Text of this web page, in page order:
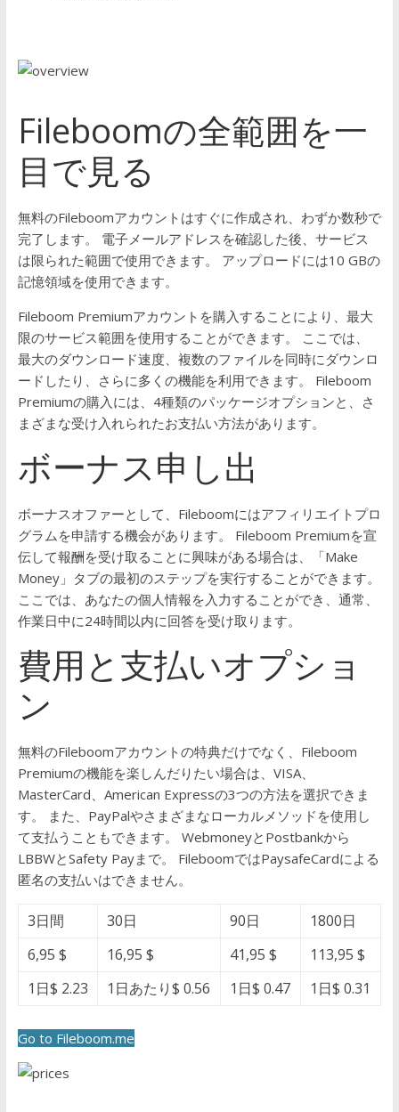
Fileboomの全範囲を一
目で見る
無料のFileboomアカウントはすぐに作成され、わずか数秒で
完了します。 電子メールアドレスを確認した後、サービス
は限られた範囲で使用できます。 アップロードには10 GBの
記憶領域を使用できます。
Fileboom Premiumアカウントを購入することにより、最大
限のサービス範囲を使用することができます。
ここでは、
最大のダウンロード速度、複数のファイルを同時にダウンロ
ードしたり、さらに多くの機能を利用できます。
Fileboom
Premiumの購入には、4種類のパッケージオプションと、さ
まざまな受け入れられたお支払い方法があります。
ボーナス申し出
ボーナスオファーとして、Fileboomにはアフィリエイトプロ
グラムを申請する機会があります。 Fileboom Premiumを宣
伝して報酬を受け取ることに興味がある場合は、「Make
Money」タブの最初のステップを実行することができます。
ここでは、あなたの個人情報を入力することができ、通常、
作業日中に24時間以内に回答を受け取ります。
費用と支払いオプショ
ン
無料のFileboomアカウントの特典だけでなく、Fileboom
Premiumの機能を楽しんだりたい場合は、VISA、
MasterCard、American Expressの3つの方法を選択できま
す。 また、PayPalやさまざまなローカルメソッドを使用し
て支払うこともできます。 WebmoneyとPostbankから
LBBWとSafety Payまで。 FileboomではPaysafeCardによる
匿名の支払いはできません。
3日間 30日 90日
1800日
6,95 $
16,95 $ 41,95 $
113,95 $
1日$ 2.23
1日あたり$ 0.56 1日$ 0.47 1日$ 0.31
Go to Fileboom.me